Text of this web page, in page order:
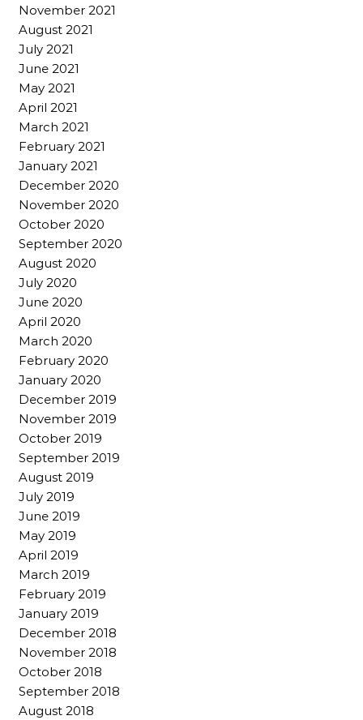
November 2021
August 2021
July 2021
June 2021
May 2021
April 2021
March 2021
February 2021
January 2021
December 2020
November 2020
October 2020
September 2020
August 2020
July 2020
June 2020
April 2020
March 2020
February 2020
January 2020
December 2019
November 2019
October 2019
September 2019
August 2019
July 2019
June 2019
May 2019
April 2019
March 2019
February 2019
January 2019
December 2018
November 2018
October 2018
September 2018
August 2018